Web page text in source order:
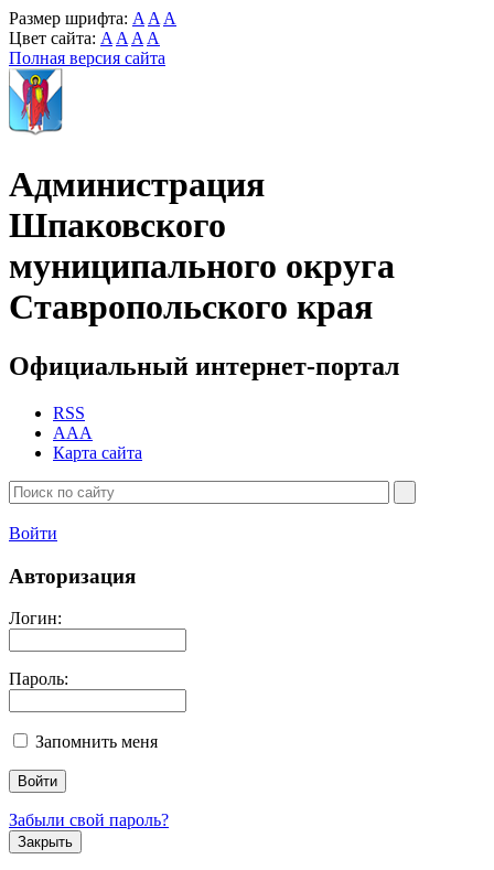
Размер шрифта: A A A
Цвет сайта: A A A A
Полная версия сайта
Администрация
Шпаковского
муниципального округа
Ставропольского края
Официальный интернет-портал
RSS
AAA
Карта сайта
Войти
Авторизация
Логин:
Пароль:
Запомнить меня
Забыли свой пароль?
Закрыть